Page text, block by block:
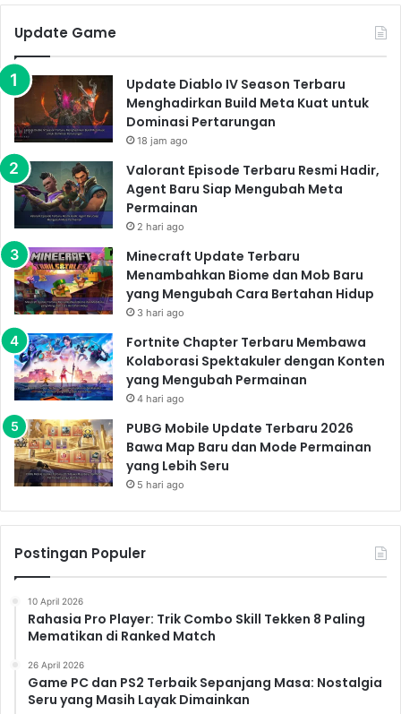
Update Game
Update Diablo IV Season Terbaru
Menghadirkan Build Meta Kuat untuk
Dominasi Pertarungan
18 jam ago
Valorant Episode Terbaru Resmi Hadir,
Agent Baru Siap Mengubah Meta
Permainan
2 hari ago
Minecraft Update Terbaru
Menambahkan Biome dan Mob Baru
yang Mengubah Cara Bertahan Hidup
3 hari ago
Fortnite Chapter Terbaru Membawa
Kolaborasi Spektakuler dengan Konten
yang Mengubah Permainan
4 hari ago
PUBG Mobile Update Terbaru 2026
Bawa Map Baru dan Mode Permainan
yang Lebih Seru
5 hari ago
Postingan Populer
10 April 2026
Rahasia Pro Player: Trik Combo Skill Tekken 8 Paling
Mematikan di Ranked Match
26 April 2026
Game PC dan PS2 Terbaik Sepanjang Masa: Nostalgia
Seru yang Masih Layak Dimainkan